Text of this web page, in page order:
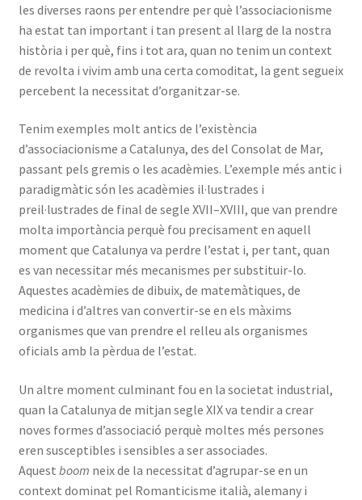
les diverses raons per entendre per què l’associacionisme
ha estat tan important i tan present al llarg de la nostra
història i per què, fins i tot ara, quan no tenim un context
de revolta i vivim amb una certa comoditat, la gent segueix
percebent la necessitat d’organitzar-se.
Tenim exemples molt antics de l’existència
d’associacionisme a Catalunya, des del Consolat de Mar,
passant pels gremis o les acadèmies. L’exemple més antic i
paradigmàtic són les acadèmies il·lustrades i
preil·lustrades de final de segle XVII–XVIII, que van prendre
molta importància perquè fou precisament en aquell
moment que Catalunya va perdre l’estat i, per tant, quan
es van necessitar més mecanismes per substituir-lo.
Aquestes acadèmies de dibuix, de matemàtiques, de
medicina i d’altres van convertir-se en els màxims
organismes que van prendre el relleu als organismes
oficials amb la pèrdua de l’estat.
Un altre moment culminant fou en la societat industrial,
quan la Catalunya de mitjan segle XIX va tendir a crear
noves formes d’associació perquè moltes més persones
eren susceptibles i sensibles a ser associades.
Aquest boom neix de la necessitat d’agrupar-se en un
context dominat pel Romanticisme italià, alemany i